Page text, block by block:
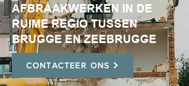
AFBRAAKWERKEN IN DE
RUIME REGIO TUSSEN
BRUGGE EN ZEEBRUGGE
CONTACTEER ONS